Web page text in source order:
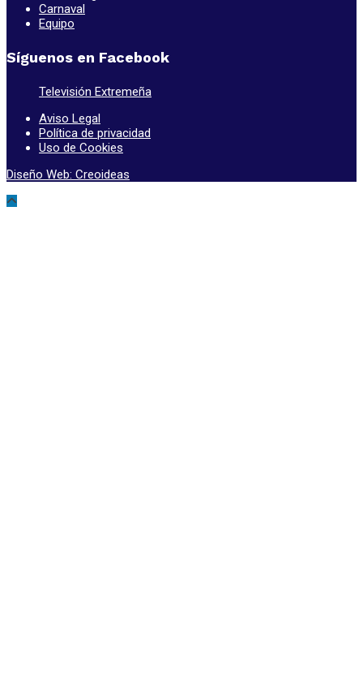
Carnaval
Equipo
Síguenos en Facebook
Televisión Extremeña
Aviso Legal
Política de privacidad
Uso de Cookies
Diseño Web: Creoideas